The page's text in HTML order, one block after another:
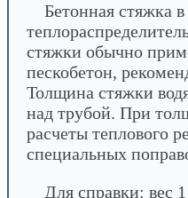
Бетонная стяжка
стяжки обычно
пескобетон,
Толщина стяжки
над трубой. При
расчеты теплового
специальных
Для справки: вес